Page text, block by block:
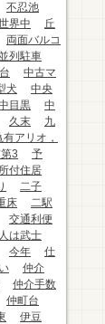
不忍池
界中
丘
両面バルコ
並列駐車
中古マ
犬
中央
目黒
中
久末
九
アリオ，
3
予
付住居
二子
床
二駅
交通利便
人は武士
今年
仕
仲介
仲介手数
仲町台
伊豆